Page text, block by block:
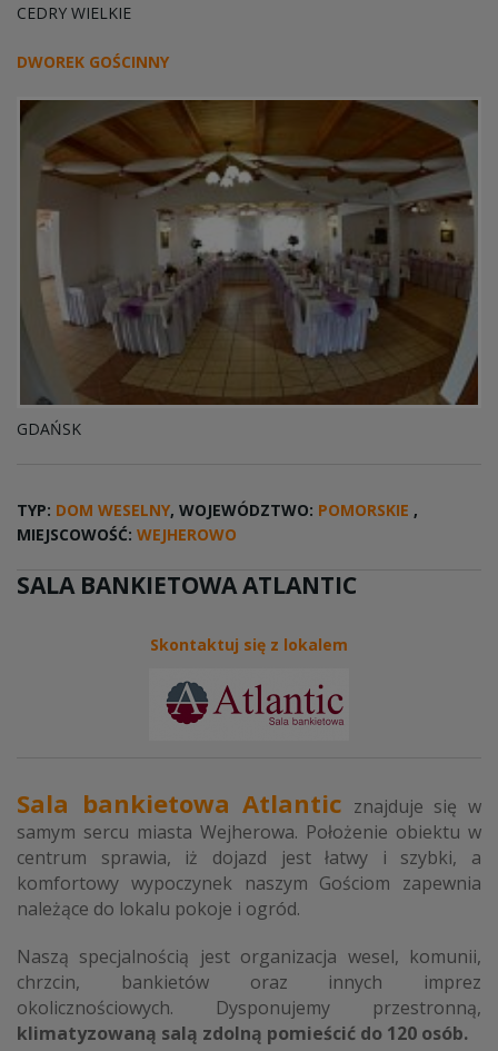
CEDRY WIELKIE
DWOREK GOŚCINNY
GDAŃSK
TYP: DOM WESELNY, WOJEWÓDZTWO: POMORSKIE ,
MIEJSCOWOŚĆ: WEJHEROWO
SALA BANKIETOWA ATLANTIC
Skontaktuj się z lokalem
Sala bankietowa Atlantic znajduje się w
samym sercu miasta Wejherowa. Położenie obiektu w
centrum sprawia, iż dojazd jest łatwy i szybki, a
komfortowy wypoczynek naszym Gościom zapewnia
należące do lokalu pokoje i ogród.
Naszą specjalnością jest organizacja wesel, komunii,
chrzcin, bankietów oraz innych imprez
okolicznościowych. Dysponujemy przestronną,
klimatyzowaną salą zdolną pomieścić do 120 osób.